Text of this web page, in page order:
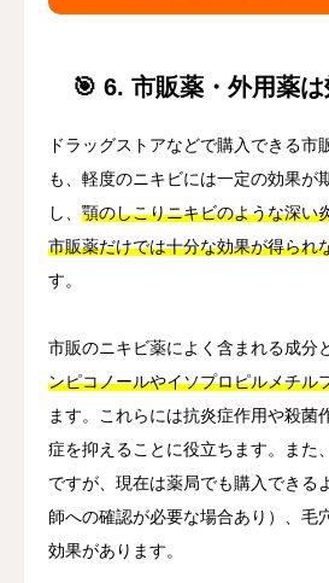
🎯 6. 市販薬・外用薬
ドラッグストアなどで購入できる市
も、軽度のニキビには一定の効果が
し、 顎のしこりニキビのような深い
市販薬だけでは十分な効果が得られ
す。
市販のニキビ薬によく含まれる成分
ンピコノールやイソプロピルメチル
ます。これらには抗炎症作用や殺菌
症を抑えることに役立ちます。また
ですが、現在は薬局でも購入できる
師への確認が必要な場合あり）、毛
効果があります。